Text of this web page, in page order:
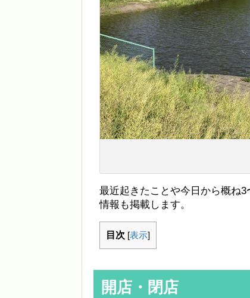
最近起きたことや今日から概ね
情報も掲載します。
目次 [表示]
開店・閉店